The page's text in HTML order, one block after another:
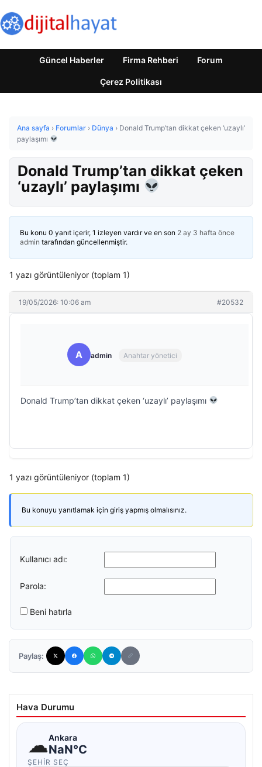
Güncel Haberler Firma Rehberi Forum
Çerez Politikası
Ana sayfa › Forumlar › Dünya › Donald Trump’tan dikkat çeken ‘uzaylı’
paylaşımı
Donald Trump’tan dikkat çeken
‘uzaylı’ paylaşımı
Bu konu 0 yanıt içerir, 1 izleyen vardır ve en son 2 ay 3 hafta önce
admin tarafından güncellenmiştir.
1 yazı görüntüleniyor (toplam 1)
19/05/2026: 10:06 am #20532
A admin Anahtar yönetici
Donald Trump’tan dikkat çeken ‘uzaylı’ paylaşımı
1 yazı görüntüleniyor (toplam 1)
Bu konuyu yanıtlamak için giriş yapmış olmalısınız.
Kullanıcı adı:
Parola:
Beni hatırla
Paylaş:
Hava Durumu
☁Ankara
NaN°C
ŞEHIR SEÇ